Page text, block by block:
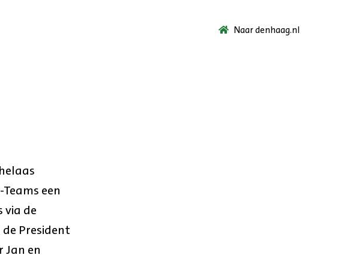
Naar denhaag.nl
een
via de
President
en